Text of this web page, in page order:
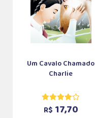
Um Cavalo Chamado
Charlie
R$ 17,70